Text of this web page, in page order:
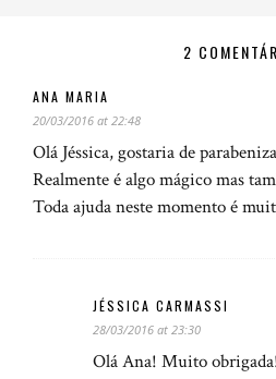
2
ANA MARIA
20/03/2016 at 22:48
Olá Jéssica, gostaria de
Realmente é algo mágico mas
Toda ajuda neste momento é
JÉSSICA CARMASSI
28/03/2016 at 23:30
Olá Ana! Muito